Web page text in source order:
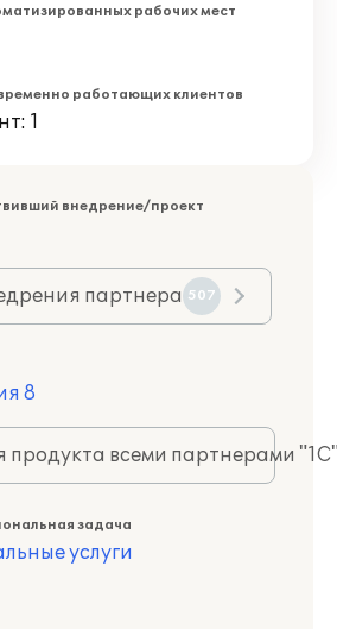
рабочих мест
работающих клиентов
1
внедрение/проект
партнера 507
8
продукта всеми партнерами
задача
услуги